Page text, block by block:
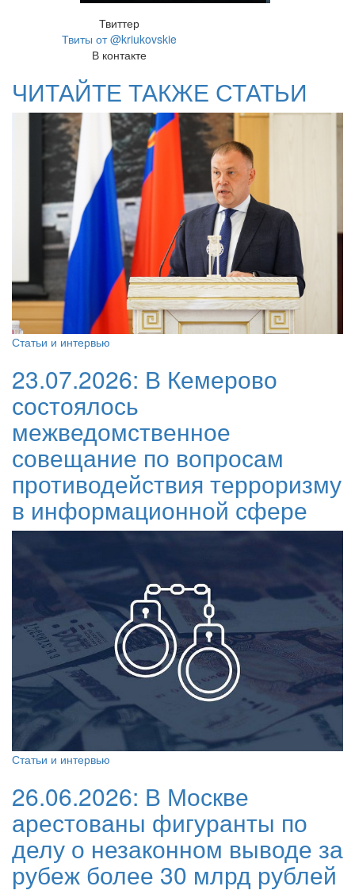
Твиттер
Твиты от @kriukovskie
В контакте
ЧИТАЙТЕ ТАКЖЕ СТАТЬИ
Статьи и интервью
23.07.2026: В Кемерово
состоялось
межведомственное
совещание по вопросам
противодействия терроризму
в информационной сфере
Статьи и интервью
26.06.2026: В Москве
арестованы фигуранты по
делу о незаконном выводе за
рубеж более 30 млрд рублей